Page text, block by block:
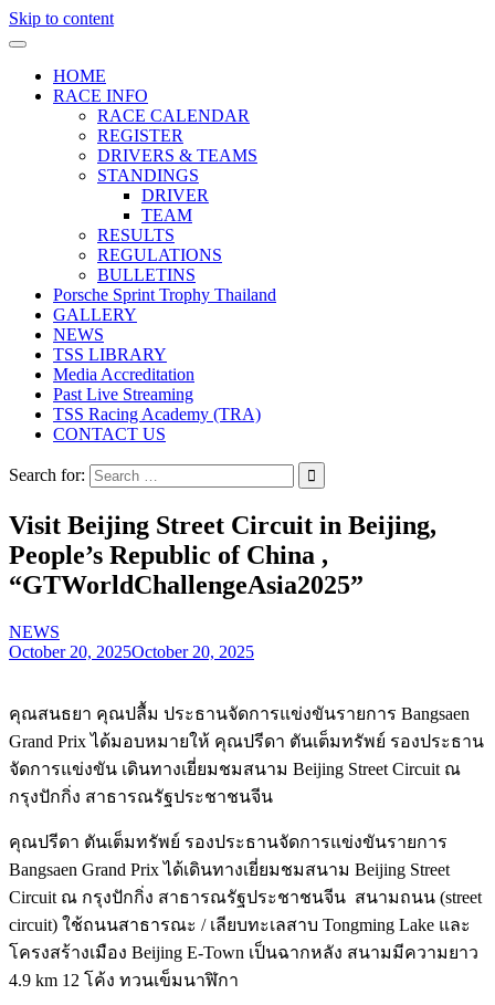
Skip to content
HOME
RACE INFO
RACE CALENDAR
REGISTER
DRIVERS & TEAMS
STANDINGS
DRIVER
TEAM
RESULTS
REGULATIONS
BULLETINS
Porsche Sprint Trophy Thailand
GALLERY
NEWS
TSS LIBRARY
Media Accreditation
Past Live Streaming
TSS Racing Academy (TRA)
CONTACT US
Search for:
Visit Beijing Street Circuit in Beijing,
People’s Republic of China ,
“GTWorldChallengeAsia2025”
NEWS
October 20, 2025October 20, 2025
คุณสนธยา คุณปลื้ม ประธานจัดการแข่งขันรายการ Bangsaen
Grand Prix ได้มอบหมายให้ คุณปรีดา ตันเต็มทรัพย์ รองประธาน
จัดการแข่งขัน เดินทางเยี่ยมชมสนาม Beijing Street Circuit ณ
กรุงปักกิ่ง สาธารณรัฐประชาชนจีน
คุณปรีดา ตันเต็มทรัพย์ รองประธานจัดการแข่งขันรายการ
Bangsaen Grand Prix ได้เดินทางเยี่ยมชมสนาม Beijing Street
Circuit ณ กรุงปักกิ่ง สาธารณรัฐประชาชนจีน สนามถนน (street
circuit) ใช้ถนนสาธารณะ / เลียบทะเลสาบ Tongming Lake และ
โครงสร้างเมือง Beijing E-Town เป็นฉากหลัง สนามมีความยาว
4.9 km 12 โค้ง ทวนเข็มนาฬิกา